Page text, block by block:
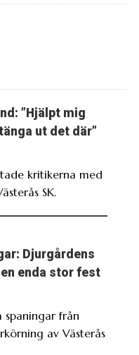
”Hjälpt mig
ut det där”
kritikerna med
SK.
Djurgårdens
enda stor fest
spaningar från
av Västerås